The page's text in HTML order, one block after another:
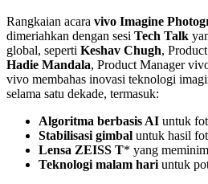
Rangkaian acara vivo Imagine
dimeriahkan dengan sesi Tech Talk
global, seperti Keshav Chugh,
Hadie Mandala, Product Manager
vivo membahas inovasi teknologi
selama satu dekade, termasuk:
Algoritma berbasis AI untuk
Stabilisasi gimbal untuk hasil
Lensa ZEISS T* yang
Teknologi malam hari untuk